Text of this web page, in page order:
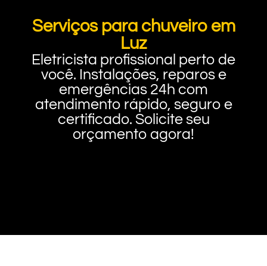
Serviços para chuveiro em
Luz
Eletricista profissional perto de
você. Instalações, reparos e
emergências 24h com
atendimento rápido, seguro e
certificado. Solicite seu
orçamento agora!